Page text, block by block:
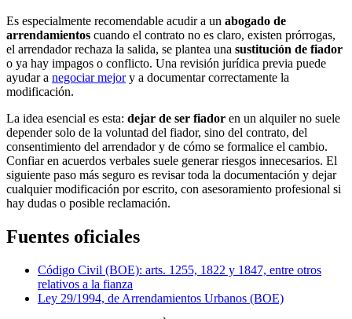
Es especialmente recomendable acudir a un abogado de
arrendamientos cuando el contrato no es claro, existen prórrogas,
el arrendador rechaza la salida, se plantea una sustitución de fiador
o ya hay impagos o conflicto. Una revisión jurídica previa puede
ayudar a negociar mejory a documentar correctamente la
modificación.
La idea esencial es esta: dejar de ser fiador en un alquiler no suele
depender solo de la voluntad del fiador, sino del contrato, del
consentimiento del arrendador y de cómo se formalice el cambio.
Confiar en acuerdos verbales suele generar riesgos innecesarios. El
siguiente paso más seguro es revisar toda la documentación y dejar
cualquier modificación por escrito, con asesoramiento profesional si
hay dudas o posible reclamación.
Fuentes oficiales
Código Civil (BOE): arts. 1255, 1822 y 1847, entre otros
relativos a la fianza
Ley 29/1994, de Arrendamientos Urbanos (BOE)